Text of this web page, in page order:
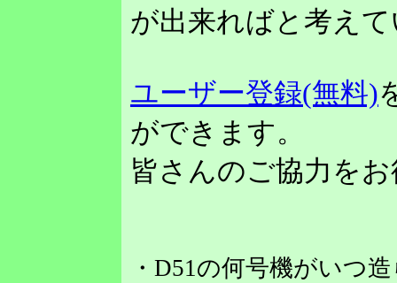
が出来ればと考え
ユーザー登録(無料)
ができます。
皆さんのご協力を
・D51の何号機がいつ